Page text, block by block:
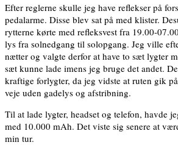
Efter reglerne skulle jeg have reflekser på
pedalarme. Disse blev sat på med klister.
rytterne kørte med refleksvest fra 19.00-
lys fra solnedgang til solopgang. Jeg ville
nætter og valgte derfor at have to sæt lygter
sæt kunne lade imens jeg bruge det andet.
kraftige forlygter, da jeg vidste at ruten gik
veje uden gadelys og afstribning.
Til at lade lygter, headset og telefon, havde
med 10.000 mAh. Det viste sig senere at
min tur.